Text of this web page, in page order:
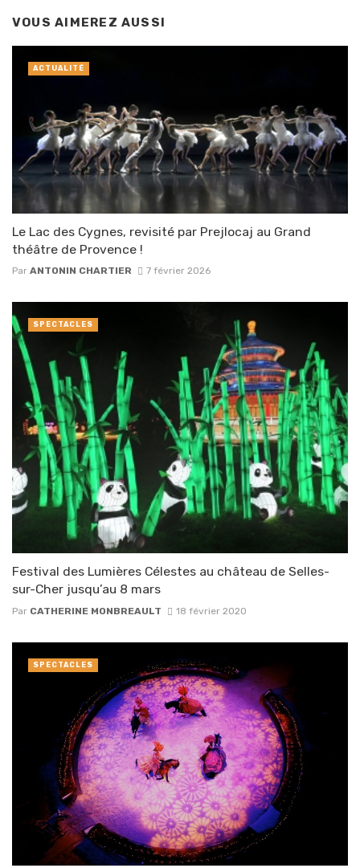
VOUS AIMEREZ AUSSI
Le Lac des Cygnes, revisité par Prejlocaj au Grand
théâtre de Provence !
Par ANTONIN CHARTIER 7 février 2026
ACTUALITÉ
Festival des Lumières Célestes au château de Selles-
sur-Cher jusqu’au 8 mars
Par CATHERINE MONBREAULT 18 février 2020
SPECTACLES
SPECTACLES